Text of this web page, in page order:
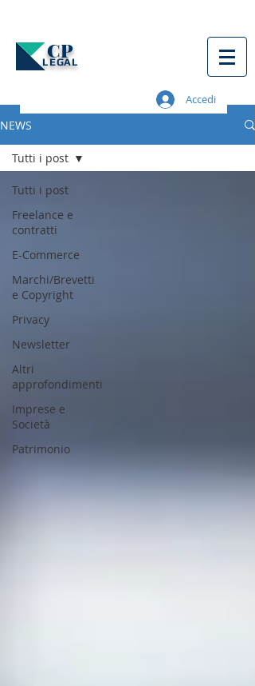
CP
LEGAL
Accedi
NEWS
Tutti i post
Freelance e
contratti
E-Commerce
Marchi/Brevetti
e Copyright
Privacy
Newsletter
Altri
approfondimenti
Imprese e
Società
Patrimonio
Tutti i post